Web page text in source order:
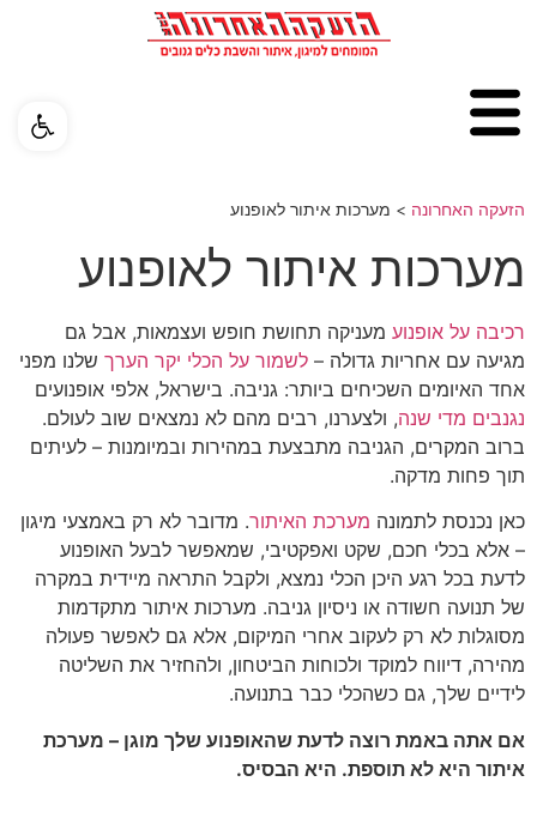
הזעקה האחרונה > מערכות איתור לאופנוע
מערכות איתור לאופנוע
רכיבה על אופנוע מעניקה תחושת חופש ועצמאות, אבל גם
מגיעה עם אחריות גדולה – לשמור על הכלי יקר הערך שלנו מפני
אחד האיומים השכיחים ביותר: גניבה. בישראל, אלפי אופנועים
נגנבים מדי שנה, ולצערנו, רבים מהם לא נמצאים שוב לעולם.
ברוב המקרים, הגניבה מתבצעת במהירות ובמיומנות – לעיתים
תוך פחות מדקה.
כאן נכנסת לתמונה מערכת האיתור. מדובר לא רק באמצעי מיגון
– אלא בכלי חכם, שקט ואפקטיבי, שמאפשר לבעל האופנוע
לדעת בכל רגע היכן הכלי נמצא, ולקבל התראה מיידית במקרה
של תנועה חשודה או ניסיון גניבה. מערכות איתור מתקדמות
מסוגלות לא רק לעקוב אחרי המיקום, אלא גם לאפשר פעולה
מהירה, דיווח למוקד ולכוחות הביטחון, ולהחזיר את השליטה
לידיים שלך, גם כשהכלי כבר בתנועה.
אם אתה באמת רוצה לדעת שהאופנוע שלך מוגן – מערכת
איתור היא לא תוספת. היא הבסיס.